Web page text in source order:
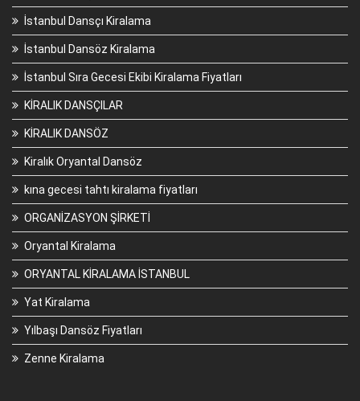
İstanbul Dansçı Kiralama
İstanbul Dansöz Kiralama
İstanbul Sıra Gecesi Ekibi Kiralama Fiyatları
KİRALIK DANSÇILAR
KİRALIK DANSÖZ
Kiralık Oryantal Dansöz
kına gecesi tahtı kiralama fiyatları
ORGANİZASYON ŞİRKETİ
Oryantal Kiralama
ORYANTAL KİRALAMA İSTANBUL
Yat Kiralama
Yılbaşı Dansöz Fiyatları
Zenne Kiralama